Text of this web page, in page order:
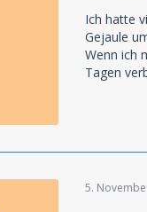
Ich hatte
Gejaule
Wenn ich
Tagen
5.